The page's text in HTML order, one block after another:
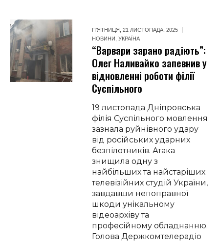
П’ЯТНИЦЯ, 21 ЛИСТОПАДА, 2025
НОВИНИ ,УКРАЇНА
“Варвари зарано радіють”:
Олег Наливайко запевнив у
відновленні роботи філії
Суспільного
19 листопада Дніпровська
філія Суспільного мовлення
зазнала руйнівного удару
від російських ударних
безпілотників. Атака
знищила одну з
найбільших та найстаріших
телевізійних студій України,
завдавши непоправної
шкоди унікальному
відеоархіву та
професійному обладнанню.
Голова Держкомтелерадіо